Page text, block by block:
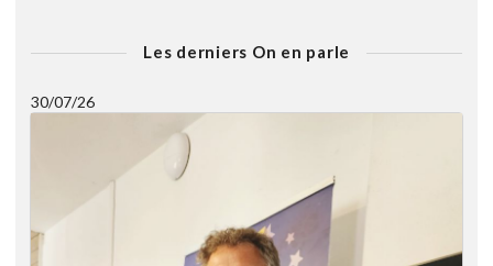
Les derniers On en parle
30/07/26